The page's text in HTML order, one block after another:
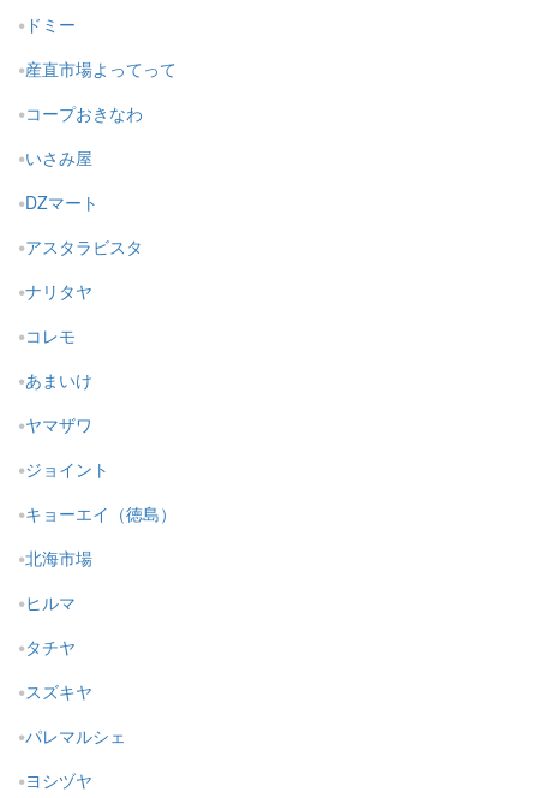
ドミー
産直市場よってって
コープおきなわ
いさみ屋
DZマート
アスタラビスタ
ナリタヤ
コレモ
あまいけ
ヤマザワ
ジョイント
キョーエイ（徳島）
北海市場
ヒルマ
タチヤ
スズキヤ
パレマルシェ
ヨシヅヤ